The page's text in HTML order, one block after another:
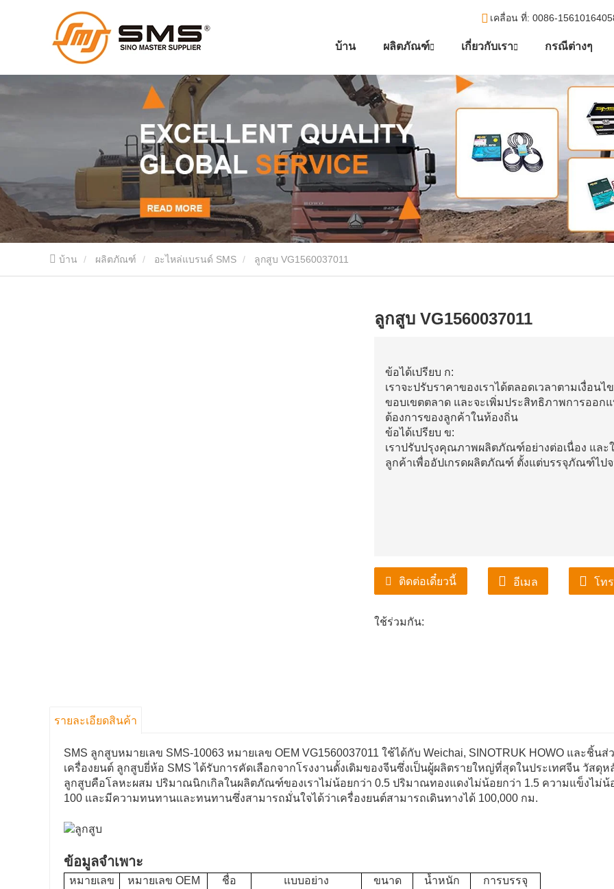
บ้าน ผลิตภัณฑ์ เกี่ยวกับเรา กรณีต่างๆ
เคลื่อน ที่: 0086-
บ้าน ผลิตภัณฑ์ อะไหล่แบรนด์ SMS ลูกสูบ VG1560037011
ลูกสูบ VG1560037011
ข้อได้เปรียบ ก:
เราจะปรับราคาของเราได้ตลอดเวลาตามเงื่อ
ขอบเขตตลาด และจะเพิ่มประสิทธิภาพการออก
ต้องการของลูกค้าในท้องถิ่น
ข้อได้เปรียบ ข:
เราปรับปรุงคุณภาพผลิตภัณฑ์อย่างต่อเนื่อง แล
ลูกค้าเพื่ออัปเกรดผลิตภัณฑ์ ตั้งแต่บรรจุภัณฑ์ไป
ติดต่อเดี๋ยวนี้ อีเมล โท
ใช้ร่วมกัน:
รายละเอียดสินค้า
SMS ลูกสูบหมายเลข SMS-10063 หมายเลข OEM VG1560037011 ใช้ได้กับ Weichai, SINOTRUK HOWO และชิ้นส่
เครื่องยนต์ ลูกสูบยี่ห้อ SMS ได้รับการคัดเลือกจากโรงงานดั้งเดิมของจีนซึ่งเป็นผู้ผลิตรายใหญ่ที่สุดในประเทศจีน วัสดุห
ลูกสูบคือโลหะผสม ปริมาณนิกเกิลในผลิตภัณฑ์ของเราไม่น้อยกว่า 0.5 ปริมาณทองแดงไม่น้อยกว่า 1.5 ความแข็งไม่น้
100 และมีความทนทานและทนทานซึ่งสามารถมั่นใจได้ว่าเครื่องยนต์สามารถเดินทางได้ 100,000 กม.
ข้อมูลจำเพาะ
หมายเลข
หมายเลข OEM ชื่อ แบบอย่าง ขนาด น้ำหนัก การบรรจุ